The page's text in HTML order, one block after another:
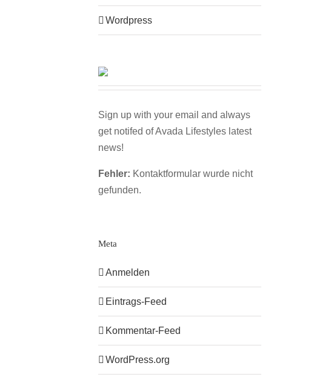
Wordpress
Sign up with your email and always
get notifed of Avada Lifestyles latest
news!
Fehler: Kontaktformular wurde nicht
gefunden.
Meta
Anmelden
Eintrags-Feed
Kommentar-Feed
WordPress.org